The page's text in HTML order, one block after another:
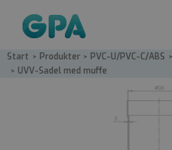
Start / Produkter / PVC-U/PVC-C/ABS /
/ UVV-Sadel med muffe